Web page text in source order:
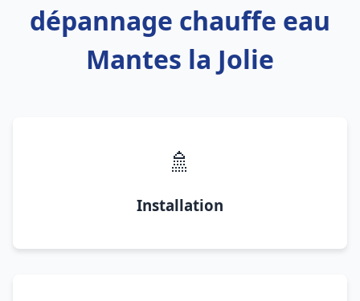
dépannage chauffe eau
Mantes la Jolie
🚿
Installation